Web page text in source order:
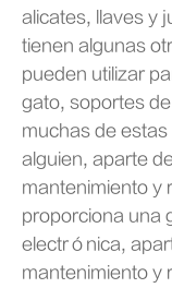
alicates, llaves y
tienen algunas
pueden utilizar
gato, soportes
muchas de
alguien, aparte
mantenimiento
proporciona una
electrónica,
mantenimiento